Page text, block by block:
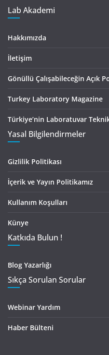
Lab Akademi
Hakkımızda
İletişim
Gönüllü Çalışabileceğin Açık
Turkey Laboratory Magazine
Türkiye’nin Laboratuvar
Yasal Bilgilendirmeler
Gizlilik Politikası
İçerik ve Yayın Politikamız
Kullanım Koşulları
Künye
Katkıda Bulun !
Blog Yazarlığı
Sıkça Sorulan Sorular
Webinar Yardım
Haber Bülteni